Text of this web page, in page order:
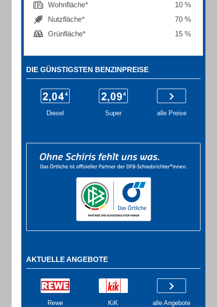
Wohnfläche*
10 %
Nutzfläche*
70 %
Grünfläche*
15 %
DIE GÜNSTIGSTEN BENZINPREISE
Diesel Super alle Preise
AKTUELLE ANGEBOTE
Rewe KiK alle Angebote